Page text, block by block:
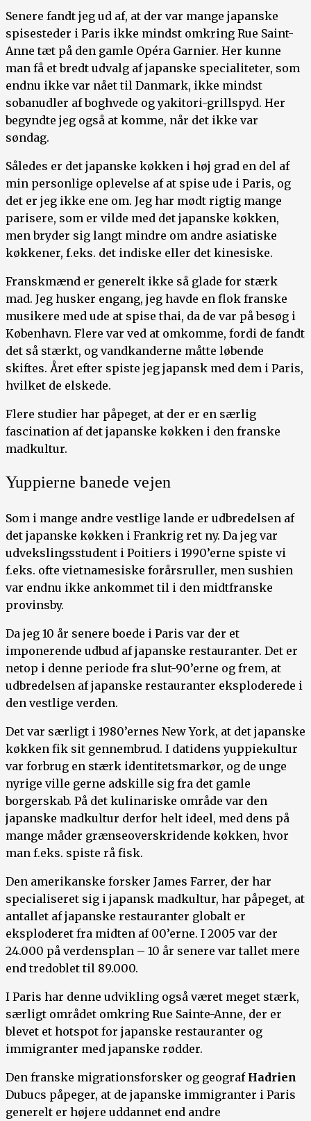
Senere fandt jeg ud af, at der var mange japanske
spisesteder i Paris ikke mindst omkring Rue Saint-
Anne tæt på den gamle Opéra Garnier. Her kunne
man få et bredt udvalg af japanske specialiteter, som
endnu ikke var nået til Danmark, ikke mindst
sobanudler af boghvede og yakitori-grillspyd. Her
begyndte jeg også at komme, når det ikke var
søndag.
Således er det japanske køkken i høj grad en del af
min personlige oplevelse af at spise ude i Paris, og
det er jeg ikke ene om. Jeg har mødt rigtig mange
parisere, som er vilde med det japanske køkken,
men bryder sig langt mindre om andre asiatiske
køkkener, f.eks. det indiske eller det kinesiske.
Franskmænd er generelt ikke så glade for stærk
mad. Jeg husker engang, jeg havde en flok franske
musikere med ude at spise thai, da de var på besøg i
København. Flere var ved at omkomme, fordi de fandt
det så stærkt, og vandkanderne måtte løbende
skiftes. Året efter spiste jeg japansk med dem i Paris,
hvilket de elskede.
Flere studier har påpeget, at der er en særlig
fascination af det japanske køkken i den franske
madkultur.
Yuppierne banede vejen
Som i mange andre vestlige lande er udbredelsen af
det japanske køkken i Frankrig ret ny. Da jeg var
udvekslingsstudent i Poitiers i 1990’erne spiste vi
f.eks. ofte vietnamesiske forårsruller, men sushien
var endnu ikke ankommet til i den midtfranske
provinsby.
Da jeg 10 år senere boede i Paris var der et
imponerende udbud af japanske restauranter. Det er
netop i denne periode fra slut-90’erne og frem, at
udbredelsen af japanske restauranter eksploderede i
den vestlige verden.
Det var særligt i 1980’ernes New York, at det japanske
køkken fik sit gennembrud. I datidens yuppiekultur
var forbrug en stærk identitetsmarkør, og de unge
nyrige ville gerne adskille sig fra det gamle
borgerskab. På det kulinariske område var den
japanske madkultur derfor helt ideel, med dens på
mange måder grænseoverskridende køkken, hvor
man f.eks. spiste rå fisk.
Den amerikanske forsker James Farrer, der har
specialiseret sig i japansk madkultur, har påpeget, at
antallet af japanske restauranter globalt er
eksploderet fra midten af 00’erne. I 2005 var der
24.000 på verdensplan – 10 år senere var tallet mere
end tredoblet til 89.000.
I Paris har denne udvikling også været meget stærk,
særligt området omkring Rue Sainte-Anne, der er
blevet et hotspot for japanske restauranter og
immigranter med japanske rødder.
Den franske migrationsforsker og geograf Hadrien
Dubucs påpeger, at de japanske immigranter i Paris
generelt er højere uddannet end andre